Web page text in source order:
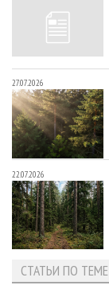
27.07.2026
22.07.2026
СТАТЬИ ПО ТЕМЕ